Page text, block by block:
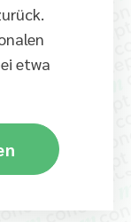
etwa